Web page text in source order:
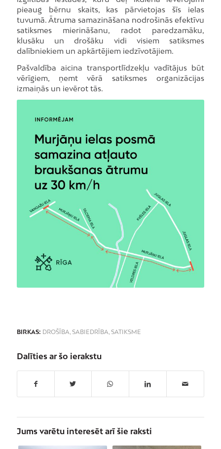
pieaug bērnu skaits, kas pārvietojas šīs ielas
tuvumā. Ātruma samazināšana nodrošinās efektīvu
satiksmes mierināšanu, radot paredzamāku,
klusāku un drošāku vidi visiem satiksmes
dalībniekiem un apkārtējiem iedzīvotājiem.
Pašvaldība aicina transportlīdzekļu vadītājus būt
vērīgiem, ņemt vērā satiksmes organizācijas
izmaiņās un ievērot tās.
BIRKAS: DROŠĪBA, SABIEDRĪBA, SATIKSME
Dalīties ar šo ierakstu
Jums varētu interesēt arī šie raksti